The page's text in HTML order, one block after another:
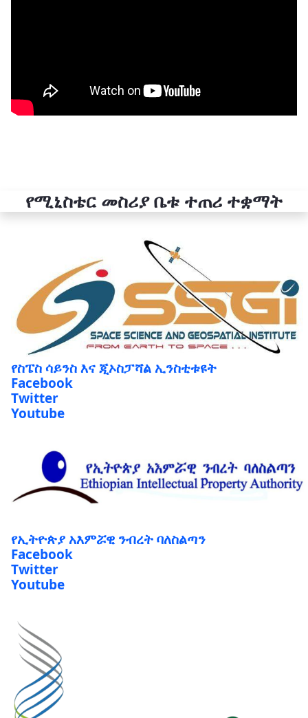
የስፔስ ሳይንስ እና ጂኦስፓሻል ኢንስቲቱዩት
Facebook
Twitter
Youtube
Facebook
Twitter
Youtube